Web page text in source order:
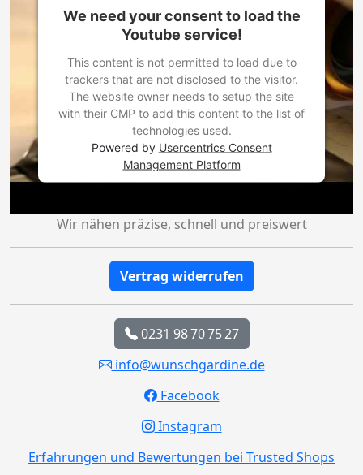
We need your consent to load the
Youtube service!
This content is not permitted to load due to
trackers that are not disclosed to the visitor.
The website owner needs to setup the site
with their CMP to add this content to the list of
technologies used.
Powered by Usercentrics Consent
Management Platform
Wir nähen präzise, schnell und preiswert
Vertrag widerrufen
0231 98 70 75 27
info@wunschgardine.de
Facebook
Instagram
Erfahrungen und Bewertungen bei Trusted Shops